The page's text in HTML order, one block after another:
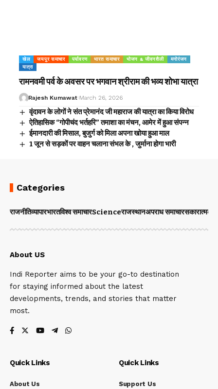
खेल जयपुर समाचार पर्यावरण भारत समाचार भोजन & जीवनशैली
मनोरंजन
यात्रा
रामनवमी पर्व के अवसर पर भगवान श्रीराम की भव्य शोभा यात्रा
Rajesh Kumawat March 26, 2026
वृंदावन के लोगों ने संत प्रेमानंद जी महाराज की यात्रा का किया विरोध
ऐतिहासिक “गोपीचंद भर्तहरि” तमाशा का मंचन, आमेर में हुआ संपन्न
ईमानदारी की मिसाल, बुजुर्ग को मिला अपना खोया हुआ माल
1 जून से सड़कों पर वाहन चलाना संभल के , जुर्माना होगा भारी
Categories
राजनीतिव्यापारभारतविश्व समाचारScienceराजस्थानअपराध समाचारसकारात्मक
About US
Indi Reporter aims to be your go-to destination
for staying informed about the latest
developments, trends, and stories that matter
most.
Quick Links
About Us
Quick Links
Support Us